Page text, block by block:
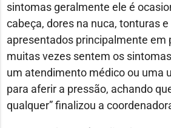
sintomas geralmente ele é
cabeça, dores na nuca, tonturas e
apresentados principalmente em
muitas vezes sentem os
um atendimento médico ou uma
para aferir a pressão, achando
qualquer” finalizou a